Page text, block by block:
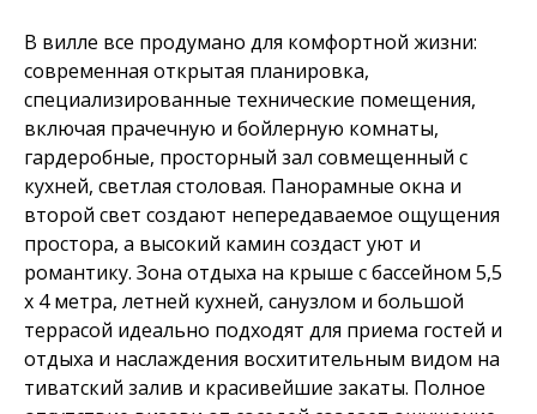
В вилле все продумано для комфортной жизни:
современная открытая планировка,
специализированные технические помещения,
включая прачечную и бойлерную комнаты,
гардеробные, просторный зал совмещенный с
кухней, светлая столовая. Панорамные окна и
второй свет создают непередаваемое ощущения
простора, а высокий камин создаст уют и
романтику. Зона отдыха на крыше с бассейном 5,5
х 4 метра, летней кухней, санузлом и большой
террасой идеально подходят для приема гостей и
отдыха и наслаждения восхитительным видом на
тиватский залив и красивейшие закаты. Полное